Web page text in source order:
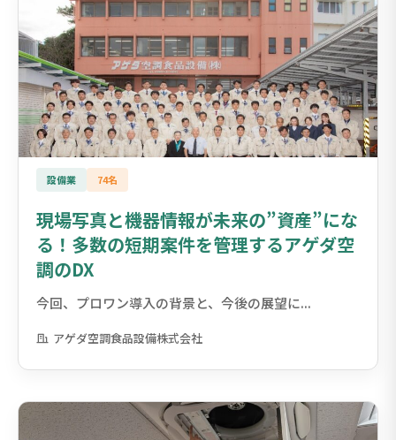
設備業 74名
現場写真と機器情報が未来の”資産”にな
る！多数の短期案件を管理するアゲダ空
調のDX
今回、プロワン導入の背景と、今後の展望に...
アゲダ空調食品設備株式会社